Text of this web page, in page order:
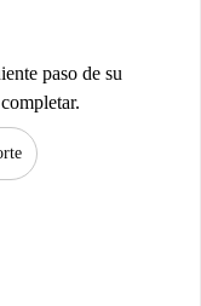
paso de su